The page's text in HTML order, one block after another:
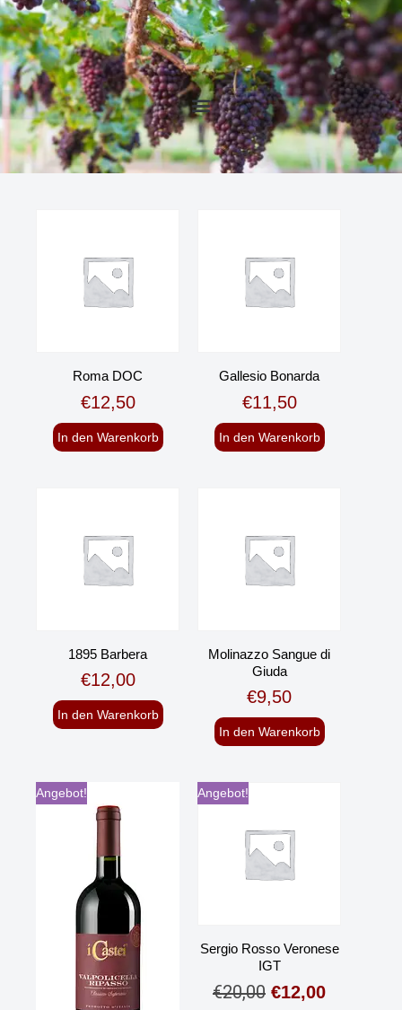
Roma DOC
€12,50
In den Warenkorb
Gallesio Bonarda
€11,50
In den Warenkorb
1895 Barbera
€12,00
In den Warenkorb
Molinazzo Sangue di
Giuda
€9,50
In den Warenkorb
Angebot! Angebot!
Sergio Rosso Veronese
IGT
€20,00 €12,00